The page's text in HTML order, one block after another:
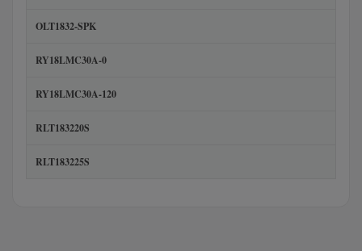
OLT1832-SPK
RY18LMC30A-0
RY18LMC30A-120
RLT183220S
RLT183225S